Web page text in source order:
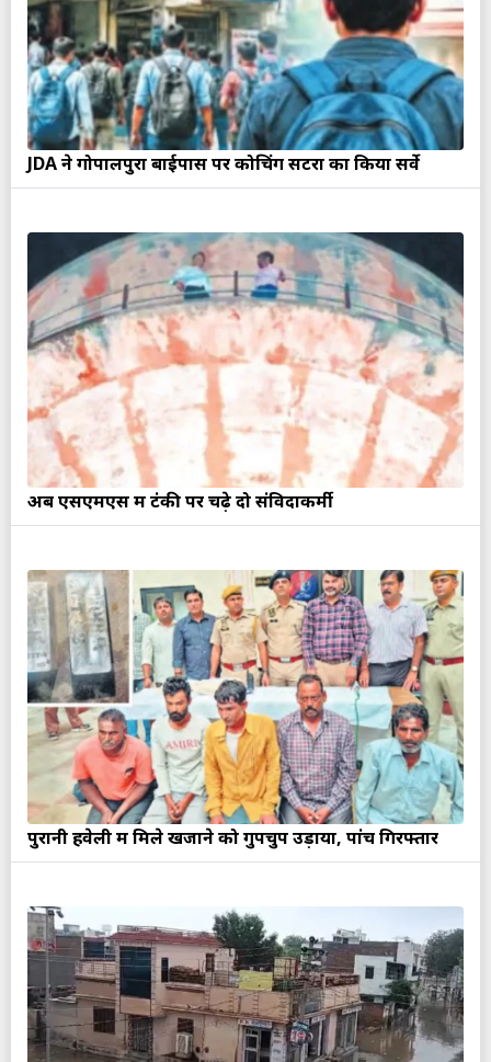
JDA ने गोपालपुरा बाईपास पर कोचिंग सेंटरों का किया सर्वे
अब एसएमएस में टंकी पर चढ़े दो संविदाकर्मी
पुरानी हवेली में मिले खजाने को गुपचुप उड़ाया, पांच गिरफ्तार